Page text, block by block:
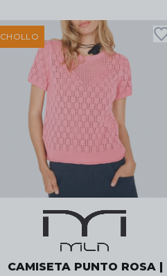
CHOLLO
CAMISETA PUNTO ROSA |